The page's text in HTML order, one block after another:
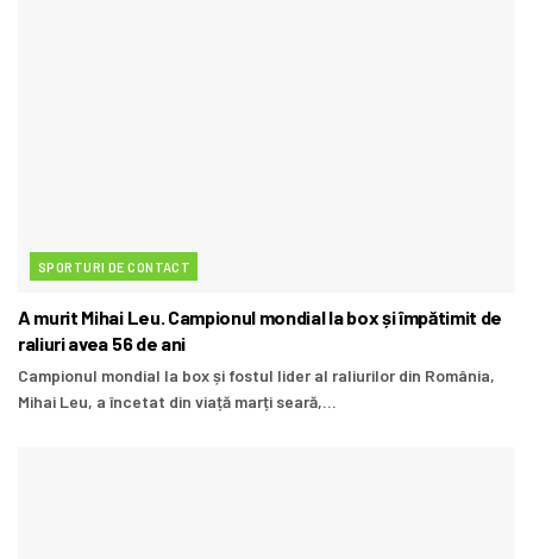
SPORTURI DE CONTACT
A murit Mihai Leu. Campionul mondial la box și împătimit de
raliuri avea 56 de ani
Campionul mondial la box și fostul lider al raliurilor din România,
Mihai Leu, a încetat din viață marți seară,...